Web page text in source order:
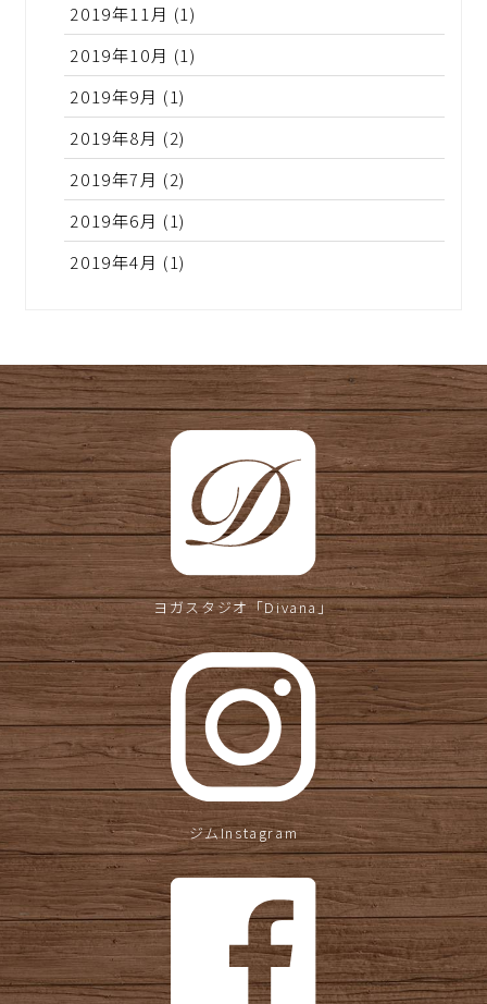
2019年11月 (1)
2019年10月 (1)
2019年9月 (1)
2019年8月 (2)
2019年7月 (2)
2019年6月 (1)
2019年4月 (1)
ヨガスタジオ「Divana」
ジムInstagram